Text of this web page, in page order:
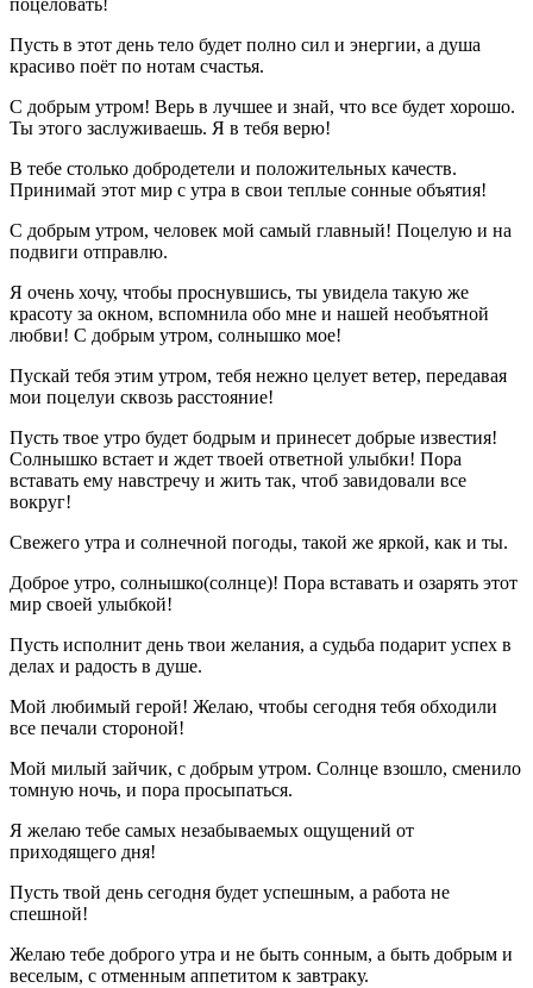
поцеловать!
Пусть в этот день тело будет полно сил и энергии, а душа
красиво поёт по нотам счастья.
С добрым утром! Верь в лучшее и знай, что все будет хорошо.
Ты этого заслуживаешь. Я в тебя верю!
В тебе столько добродетели и положительных качеств.
Принимай этот мир с утра в свои теплые сонные объятия!
С добрым утром, человек мой самый главный! Поцелую и на
подвиги отправлю.
Я очень хочу, чтобы проснувшись, ты увидела такую же
красоту за окном, вспомнила обо мне и нашей необъятной
любви! С добрым утром, солнышко мое!
Пускай тебя этим утром, тебя нежно целует ветер, передавая
мои поцелуи сквозь расстояние!
Пусть твое утро будет бодрым и принесет добрые известия!
Солнышко встает и ждет твоей ответной улыбки! Пора
вставать ему навстречу и жить так, чтоб завидовали все
вокруг!
Свежего утра и солнечной погоды, такой же яркой, как и ты.
Доброе утро, солнышко(солнце)! Пора вставать и озарять этот
мир своей улыбкой!
Пусть исполнит день твои желания, а судьба подарит успех в
делах и радость в душе.
Мой любимый герой! Желаю, чтобы сегодня тебя обходили
все печали стороной!
Мой милый зайчик, с добрым утром. Солнце взошло, сменило
томную ночь, и пора просыпаться.
Я желаю тебе самых незабываемых ощущений от
приходящего дня!
Пусть твой день сегодня будет успешным, а работа не
спешной!
Желаю тебе доброго утра и не быть сонным, а быть добрым и
веселым, с отменным аппетитом к завтраку.